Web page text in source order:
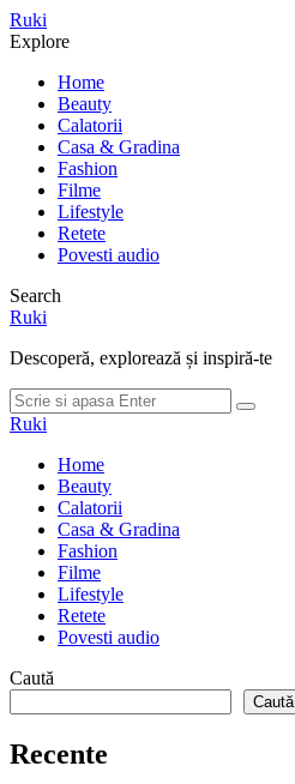
Meniu
Ruki
Cauta
Explore
Home
Beauty
Calatorii
Casa & Gradina
Fashion
Filme
Lifestyle
Retete
Povesti audio
Search
Ruki
Descoperă, explorează și inspiră-te
Cauta
dupa:
Cauta
Ruki
Home
Beauty
Calatorii
Casa & Gradina
Fashion
Filme
Lifestyle
Retete
Povesti audio
Caută
Caută
Recente